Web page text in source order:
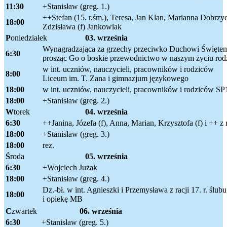
11:30
+Stanisław (greg. 1.)
18:00
++Stefan (15. r.śm.), Teresa, Jan Klan, Marianna
Zdzisława (f) Jankowiak
Poniedziałek
03. września
6:30
Wynagradzająca za grzechy przeciwko Duchowi
prosząc Go o boskie przewodnictwo w naszym życiu
8:00
w int. uczniów, nauczycieli, pracowników i rodziców
Liceum im. T. Zana i gimnazjum językowego
18:00
w int. uczniów, nauczycieli, pracowników i rodziców
18:00
+Stanisław (greg. 2.)
Wtorek
04. września
6:30
++Janina, Józefa (f), Anna, Marian, Krzysztofa (f) i ++ z
18:00
+Stanisław (greg. 3.)
18:00
rez.
Środa
05. września
6:30
+Wojciech Jużak
18:00
+Stanisław (greg. 4.)
18:00
Dz.-bł. w int. Agnieszki i Przemysława z racji 17. r.
i opiekę MB
Czwartek 06. września
6:30
+Stanisław (greg. 5.)